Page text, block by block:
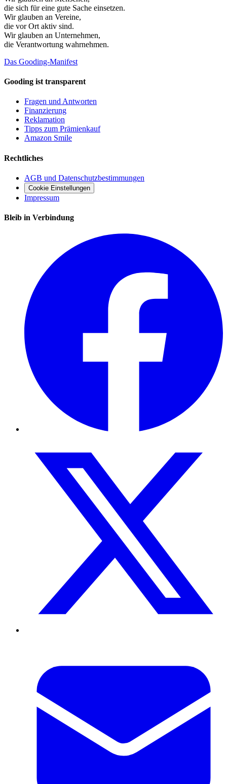
die sich für eine gute Sache einsetzen.
Wir glauben an Vereine,
die vor Ort aktiv sind.
Wir glauben an Unternehmen,
die Verantwortung wahrnehmen.
Das Gooding-Manifest
Gooding ist transparent
Fragen und Antworten
Finanzierung
Reklamation
Tipps zum Prämienkauf
Amazon Smile
Rechtliches
AGB und Datenschutzbestimmungen
Cookie Einstellungen
Impressum
Bleib in Verbindung